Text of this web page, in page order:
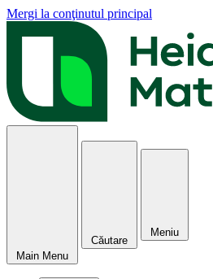
Mergi la conţinutul principal
Main Menu
Căutare
Meniu